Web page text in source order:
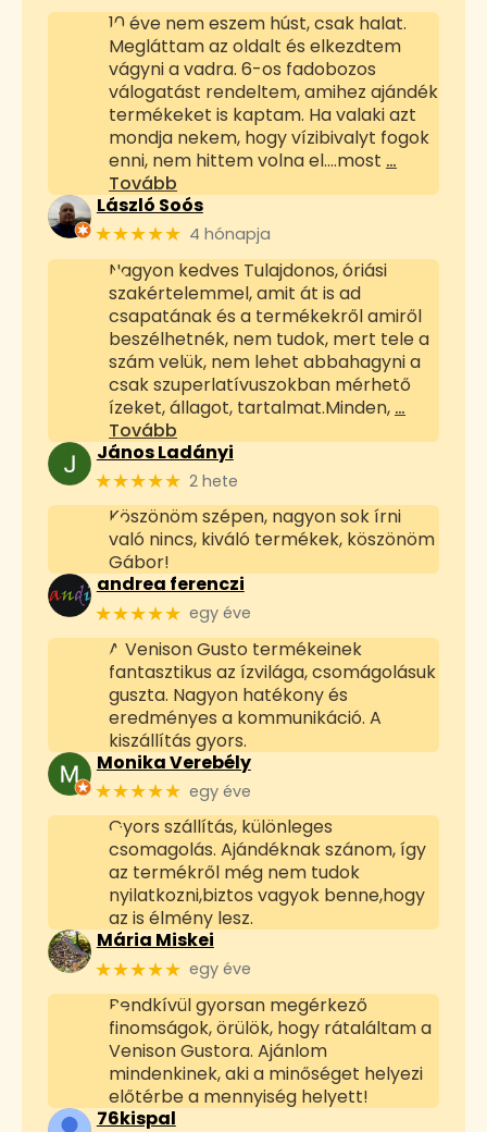
10 éve nem eszem húst, csak halat.
Megláttam az oldalt és elkezdtem
vágyni a vadra. 6-os fadobozos
válogatást rendeltem, amihez ajándék
termékeket is kaptam. Ha valaki azt
mondja nekem, hogy vízibivalyt fogok
enni, nem hittem volna el....most …
Tovább
László Soós
★★★★★ 4 hónapja
Nagyon kedves Tulajdonos, óriási
szakértelemmel, amit át is ad
csapatának és a termékekről amiről
beszélhetnék, nem tudok, mert tele a
szám velük, nem lehet abbahagyni a
csak szuperlatívuszokban mérhető
ízeket, állagot, tartalmat.Minden, …
Tovább
János Ladányi
★★★★★ 2 hete
Köszönöm szépen, nagyon sok írni
való nincs, kiváló termékek, köszönöm
Gábor!
andrea ferenczi
★★★★★ egy éve
A Venison Gusto termékeinek
fantasztikus az ízvilága, csomágolásuk
guszta. Nagyon hatékony és
eredményes a kommunikáció. A
kiszállítás gyors.
Monika Verebély
★★★★★ egy éve
Gyors szállítás, különleges
csomagolás. Ajándéknak szánom, így
az termékről még nem tudok
nyilatkozni,biztos vagyok benne,hogy
az is élmény lesz.
Mária Miskei
★★★★★ egy éve
Rendkívül gyorsan megérkező
finomságok, örülök, hogy rátaláltam a
Venison Gustora. Ajánlom
mindenkinek, aki a minőséget helyezi
előtérbe a mennyiség helyett!
76kispal